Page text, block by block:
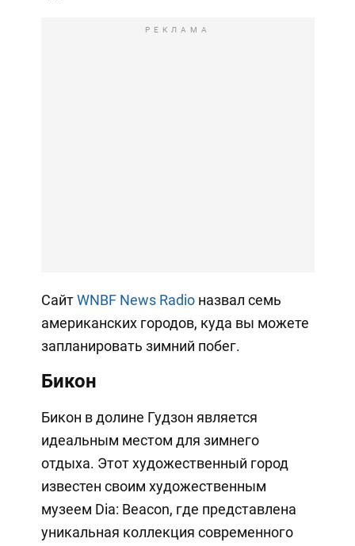
РЕКЛАМА
СайтWNBF News Radioназвал семь
американских городов, куда вы можете
запланировать зимний побег.
Бикон
Бикон в долине Гудзон является
идеальным местом для зимнего
отдыха. Этот художественный город
известен своим художественным
музеем Dia: Beacon, где представлена
уникальная коллекция современного